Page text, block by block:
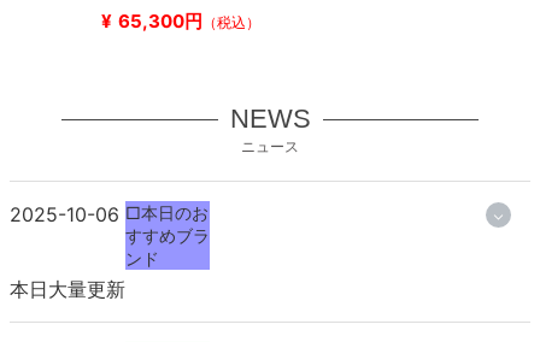
¥ 65,300円 （税込）
NEWS
ニュース
2025-10-06 □本日のお
すすめブラ
ンド
本日大量更新